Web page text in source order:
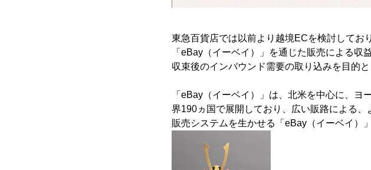
東急百貨店では以前より越境ECを検討してお
「eBay（イーベイ）」を通じた販売による
収束後のインバウンド需要の取り込みを目的
「eBay（イーベイ）」は、北米を中心に、
界190ヵ国で展開しており、広い販路による
販売システムを生かせる「eBay（イーベイ）